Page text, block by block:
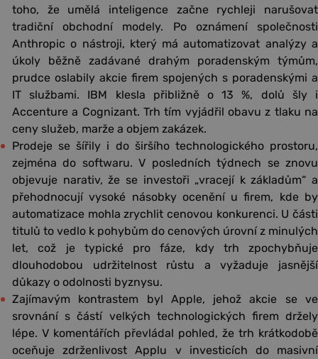
toho, že umělá inteligence začne rychleji narušovat
tradiční obchodní modely. Po oznámení společnosti
Anthropic o nástroji, který má automatizovat analýzy a
úkoly běžně zadávané drahým poradenským týmům,
prudce oslabily akcie firem spojených s poradenskými a
IT službami. IBM klesla přibližně o 13 %, dolů šly i
Accenture a Cognizant. Trh tím vyjádřil obavu z tlaku na
ceny služeb, marže a objem zakázek.
Prodeje se šířily i do širšího technologického prostoru,
zejména do softwaru. V posledních týdnech se znovu
objevuje narativ, že se investoři „vracejí k základům“ a
přehodnocují vysoké násobky ocenění u firem, kde by
automatizace mohla zrychlit cenovou konkurenci. U části
titulů to vedlo k pohybům do cenových úrovní z minulých
let, což je typické pro fáze, kdy trh zpochybňuje
dlouhodobou udržitelnost růstu a vyžaduje jasnější
důkazy o odolnosti byznysu.
Zajímavým kontrastem byl Apple, jehož akcie se ve
srovnání s částí velkých technologických firem držely
lépe. V komentářích převládal pohled, že trh krátkodobě
oceňuje zdrženlivost Applu v investicích do masivní